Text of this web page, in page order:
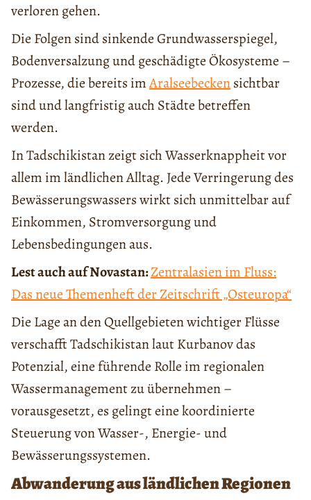
verloren gehen.
Die Folgen sind sinkende Grundwasserspiegel,
Bodenversalzung und geschädigte Ökosysteme –
Prozesse, die bereits imAralseebeckensichtbar
sind und langfristig auch Städte betreffen
werden.
In Tadschikistan zeigt sich Wasserknappheit vor
allem im ländlichen Alltag. Jede Verringerung des
Bewässerungswassers wirkt sich unmittelbar auf
Einkommen, Stromversorgung und
Lebensbedingungen aus.
Lest auch auf Novastan:Zentralasien im Fluss:
Das neue Themenheft der Zeitschrift „Osteuropa“
Die Lage an den Quellgebieten wichtiger Flüsse
verschafft Tadschikistan laut Kurbanov das
Potenzial, eine führende Rolle im regionalen
Wassermanagement zu übernehmen –
vorausgesetzt, es gelingt eine koordinierte
Steuerung von Wasser-, Energie- und
Bewässerungssystemen.
Abwanderung aus ländlichen Regionen